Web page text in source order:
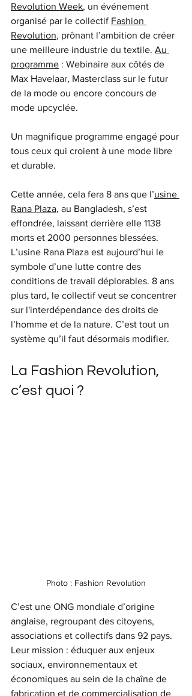
Revolution Week, un événement
organisé par le collectif Fashion
Revolution, prônant l’ambition de créer
une meilleure industrie du textile. Au
programme : Webinaire aux côtés de
Max Havelaar, Masterclass sur le futur
de la mode ou encore concours de
mode upcyclée.
Un magnifique programme engagé pour
tous ceux qui croient à une mode libre
et durable.
Cette année, cela fera 8 ans que l’usine
Rana Plaza, au Bangladesh, s’est
effondrée, laissant derrière elle 1138
morts et 2000 personnes blessées.
L’usine Rana Plaza est aujourd’hui le
symbole d’une lutte contre des
conditions de travail déplorables. 8 ans
plus tard, le collectif veut se concentrer
sur l'interdépendance des droits de
l’homme et de la nature. C’est tout un
système qu’il faut désormais modifier.
La Fashion Revolution,
c’est quoi ?
Photo : Fashion Revolution
C’est une ONG mondiale d’origine
anglaise, regroupant des citoyens,
associations et collectifs dans 92 pays.
Leur mission : éduquer aux enjeux
sociaux, environnementaux et
économiques au sein de la chaîne de
fabrication et de commercialisation de